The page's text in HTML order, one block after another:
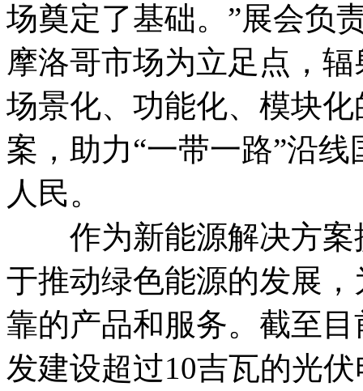
场奠定了基础。”展会负
摩洛哥市场为立足点，
场景化、功能化、模块
案，助力“一带一路”沿
人民。
作为新能源解决方案
于推动绿色能源的发展
靠的产品和服务。截至
发建设超过10吉瓦的光